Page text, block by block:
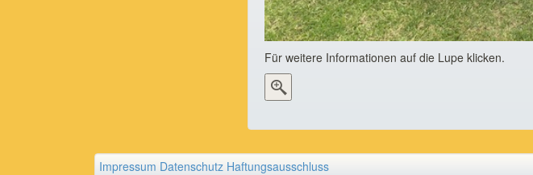
Für weitere Informationen auf die Lupe klicken.
Impressum Datenschutz Haftungsausschluss